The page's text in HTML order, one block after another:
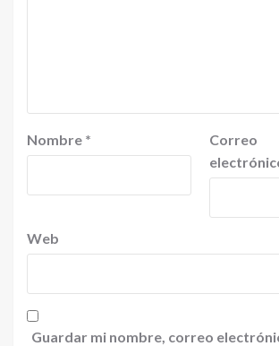
Nombre *
Correo
Web
Guardar mi nombre, correo